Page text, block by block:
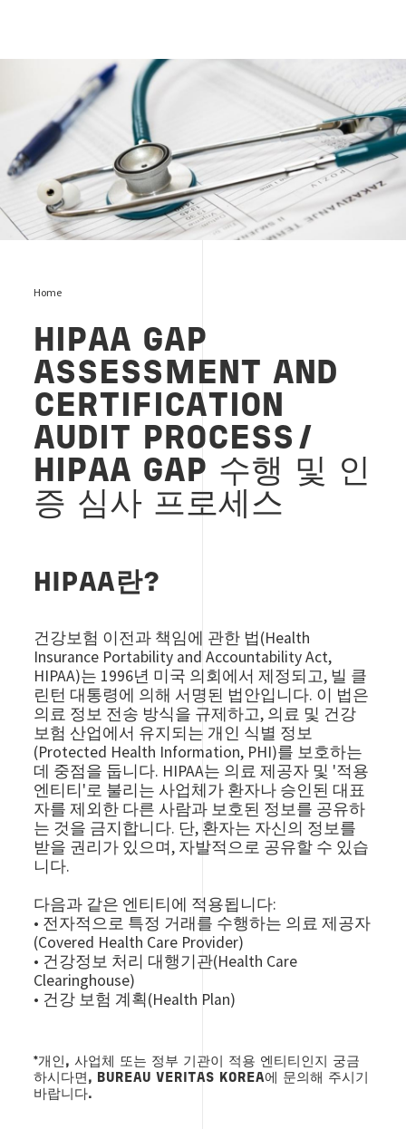
Home
HIPAA GAP
ASSESSMENT AND
CERTIFICATION
AUDIT PROCESS/
HIPAA GAP 수행 및 인
증 심사 프로세스
HIPAA란?
건강보험 이전과 책임에 관한 법(Health
Insurance Portability and Accountability Act,
HIPAA)는 1996년 미국 의회에서 제정되고, 빌 클
린턴 대통령에 의해 서명된 법안입니다. 이 법은
의료 정보 전송 방식을 규제하고, 의료 및 건강
보험 산업에서 유지되는 개인 식별 정보
(Protected Health Information, PHI)를 보호하는
데 중점을 둡니다. HIPAA는 의료 제공자 및 '적용
엔티티'로 불리는 사업체가 환자나 승인된 대표
자를 제외한 다른 사람과 보호된 정보를 공유하
는 것을 금지합니다. 단, 환자는 자신의 정보를
받을 권리가 있으며, 자발적으로 공유할 수 있습
니다.
다음과 같은 엔티티에 적용됩니다:
• 전자적으로 특정 거래를 수행하는 의료 제공자
(Covered Health Care Provider)
• 건강정보 처리 대행기관(Health Care
Clearinghouse)
• 건강 보험 계획(Health Plan)
*개인, 사업체 또는 정부 기관이 적용 엔티티인지 궁금
하시다면, BUREAU VERITAS KOREA에 문의해 주시기
바랍니다.